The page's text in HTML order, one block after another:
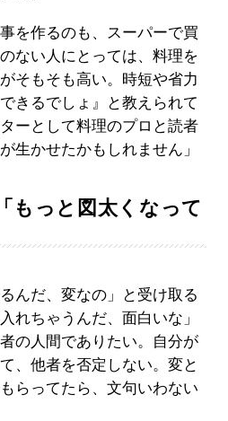
を作るのも、スーパーで買
ない人にとっては、料理を
そもそも高い。時短や省力
きるでしょ』と教えられて
ーとして料理のプロと読者
生かせたかもしれません」
もっと図太くなって
んだ、変なの」と受け取る
れちゃうんだ、面白いな」
の人間でありたい。自分が
、他者を否定しない。変と
らってたら、文句いわない